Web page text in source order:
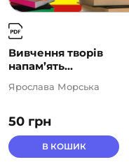
Вивчення творів
напам’ять...
50 грн
Ярослава Морська
В КОШИК